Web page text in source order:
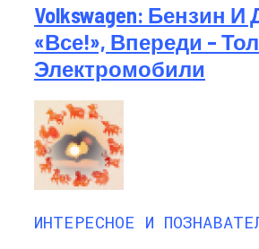
Volkswagen: Бензин И
«все!», Впереди –
Электромобили
ИНТЕРЕСНОЕ И